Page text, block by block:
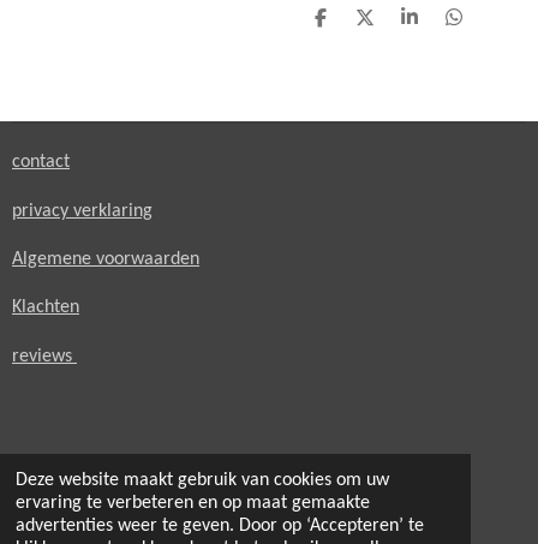
Deze website maakt gebruik van cookies om uw
ervaring te verbeteren en op maat gemaakte
advertenties weer te geven. Door op ‘Accepteren’ te
D
D
S
D
contact
privacy verklaring
Algemene voorwaarden
Klachten
reviews
© 2021 - 2026 secondheaven.nl
Powered byJouwWeb